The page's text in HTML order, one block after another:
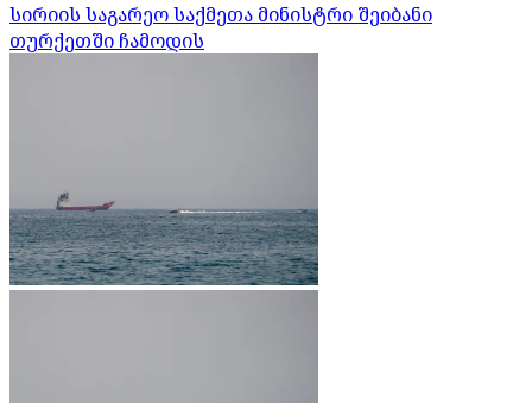
სირიის საგარეო საქმეთა მინისტრი შეიბანი
თურქეთში ჩამოდის